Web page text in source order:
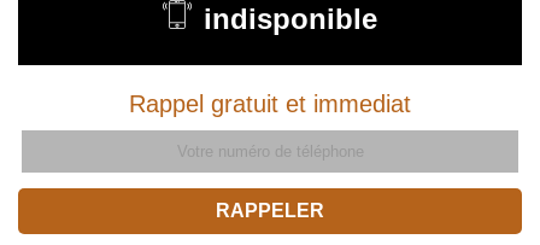
indisponible
Rappel gratuit et immediat